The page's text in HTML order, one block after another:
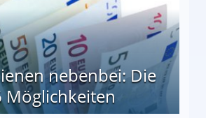
nebenbei: Die
Möglichkeiten